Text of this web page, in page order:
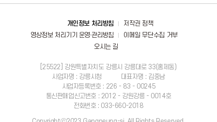
개인정보 처리방침
저작권 정책
영상정보 처리기기 운영·관리방침
이메일 무단수집 거부
오시는 길
[25522] 강원특별자치도 강릉시 강릉대로 33(홍제동)
사업자명 : 강릉시청
대표자명 : 김중남
사업자등록번호 : 226 - 83 - 00245
통신판매업신고번호 : 2012 - 강원강릉 - 0014호
전화번호 : 033-660-2018